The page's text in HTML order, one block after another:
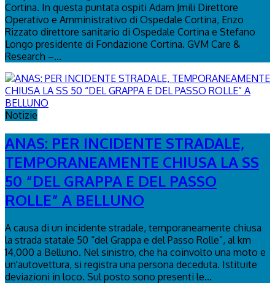
Cortina. In questa puntata ospiti Adam Jmili Direttore
Operativo e Amministrativo di Ospedale Cortina, Enzo
Rizzato direttore sanitario di Ospedale Cortina e Stefano
Longo presidente di Fondazione Cortina. GVM Care &
Research –...
Notizie
ANAS: PER INCIDENTE STRADALE,
TEMPORANEAMENTE CHIUSA LA SS
50 “DEL GRAPPA E DEL PASSO
ROLLE” A BELLUNO
A causa di un incidente stradale, temporaneamente chiusa
la strada statale 50 “del Grappa e del Passo Rolle”, al km
14,000 a Belluno. Nel sinistro, che ha coinvolto una moto e
un'autovettura, si registra una persona deceduta. Istituite
deviazioni in loco. Sul posto sono presenti le...